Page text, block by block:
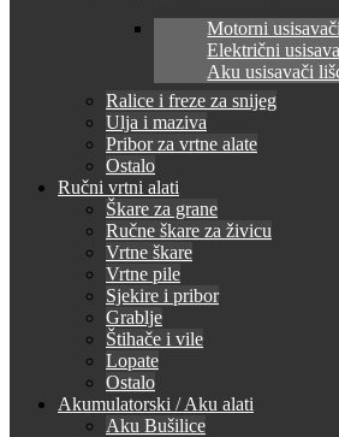
Motorni
Električni
Aku usisavači
Ralice i freze za snijeg
Ulja i maziva
Pribor za vrtne alate
Ostalo
Ručni vrtni alati
Škare za grane
Ručne škare za živicu
Vrtne škare
Vrtne pile
Sjekire i pribor
Grablje
Štihače i vile
Lopate
Ostalo
Akumulatorski / Aku alati
Aku Bušilice